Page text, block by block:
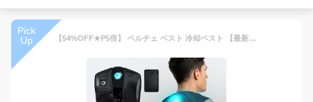
Pick
Up
【54%OFF★P5倍】 ペルチェ ベスト 冷却ベスト 【最新 日本企業企画】 EXCITECH エキサイテック 10000mAh 大容量バッテリー付き 超小型 バッテリーセット 瞬間冷却 ペルチェ素子 4段階調整 フリーサイズ 男女兼用 プレゼント